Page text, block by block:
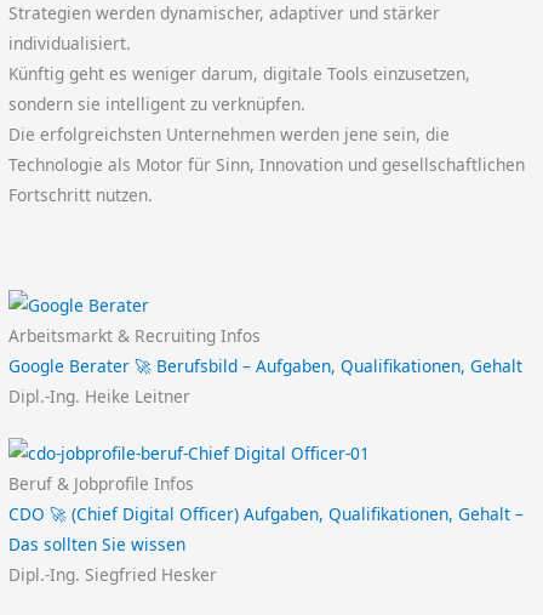
Strategien werden dynamischer, adaptiver und stärker
individualisiert.
Künftig geht es weniger darum, digitale Tools einzusetzen,
sondern sie intelligent zu verknüpfen.
Die erfolgreichsten Unternehmen werden jene sein, die
Technologie als Motor für Sinn, Innovation und gesellschaftlichen
Fortschritt nutzen.
Arbeitsmarkt & Recruiting Infos
Google Berater 🚀 Berufsbild – Aufgaben, Qualifikationen, Gehalt
Dipl.-Ing. Heike Leitner
Beruf & Jobprofile Infos
CDO 🚀 (Chief Digital Officer) Aufgaben, Qualifikationen, Gehalt –
Das sollten Sie wissen
Dipl.-Ing. Siegfried Hesker